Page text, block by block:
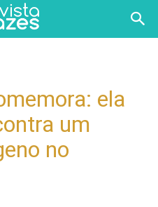
ela
um
no